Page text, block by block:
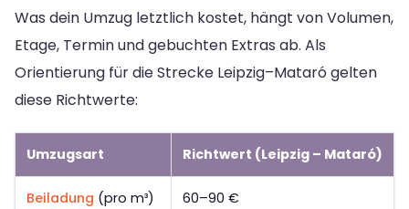
Was dein Umzug letztlich kostet, hängt von Volumen,
Etage, Termin und gebuchten Extras ab. Als
Orientierung für die Strecke Leipzig–Mataró gelten
diese Richtwerte:
Umzugsart Richtwert (Leipzig – Mataró)
Beiladung (pro m³) 60–90 €